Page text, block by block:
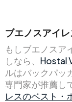
ブエノスアイ
もしブエノスア
しなら、 Hostal
ルはバックパッ
専門家が推薦し
レスのベスト・